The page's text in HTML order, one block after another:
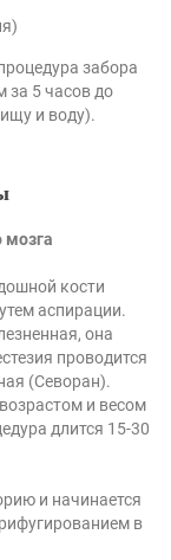
забора
за 5 часов до
и воду).
мозга
кости
аспирации.
она
проводится
(Севоран).
и весом
длится 15-30
и начинается
в